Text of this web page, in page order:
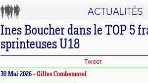
ACTUALITÉS
Ines Boucher dans le TOP 5
sprinteuses U18
Tweet
30 Mai 2026 - Gilles Combemorel